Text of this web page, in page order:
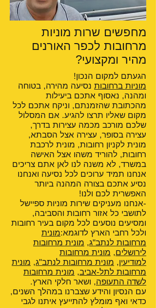
מחפשים שרות מוניות
מרחובות לכפר האורנים
מהיר ומקצועי?
הגעתם למקום הנכון!
מוניות ברחובות נסיעה מהירה, בטוחה
ומהנה, נאסוף אתכם ביעילות
מהכתובת שהזמנתם, וניקח אתכם לכל
מקום שאליו תרצו להגיע. אם המסלול
שלכם מורכב מכמה עצירות בדרך,
עצירה בסופר, עצירה אצל הסבתא,
מונית לקניון רחובות, מונית לרכבת
רחובות, להוריד משהו אצל האישה
במשרד, לא משנה לנו לאן אתם צריכים
אנחנו תמיד ערוכים לכל נסיעה ואנחנו
נסיע אתכם בצורה המהנה ביותר
האפשרית לכם ולנו!
-אנחנו מעניקים שירות מוניות ספיישל
לתושבי כל אזור רחובות והסביבה,
ומסיעים נוסעים לכל מקום בעיר רחובות
ולכל רחבי הארץ לדוגמא:מונית
מרחובות לנתב"ג, מונית מרחובות
לירושלים, מונית מרחובות
למודיעין, מונית מרחובות לנתב"ג, מונית
מרחובות לתל-אביב, מונית מרחובות
לשדה התעופה, ושאר חלקי הארץ.
עם הנסיון והידע שצברנו במהלך השנים,
כדאי ואף מומלץ להתייעץ איתנו לגבי